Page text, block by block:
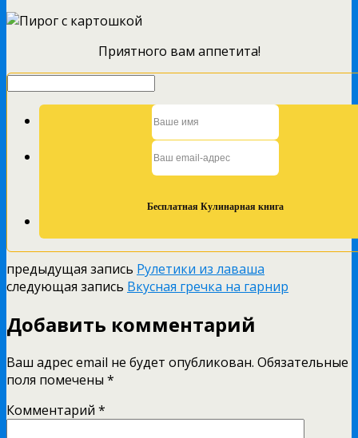
Приятного вам аппетита!
предыдущая запись Рулетики из лаваша
следующая запись Вкусная гречка на гарнир
Добавить комментарий
Ваш адрес email не будет опубликован. Обязательные
поля помечены *
Комментарий *